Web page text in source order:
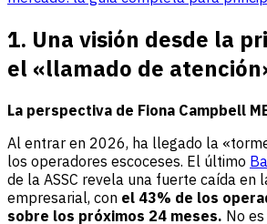
1. Una visión desde la
el «llamado de
La perspectiva de Fiona Campbell
Al entrar en 2026, ha llegado la
los operadores escoceses. El último
de la ASSC revela una fuerte caída en
empresarial, con el 43% de los
sobre los próximos 24 meses. No